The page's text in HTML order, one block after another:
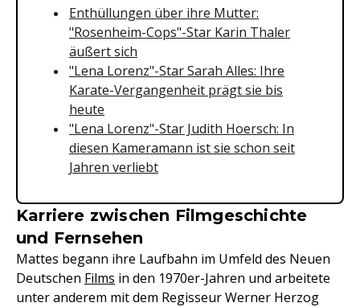
Enthüllungen über ihre Mutter:
"Rosenheim-Cops"-Star Karin Thaler
äußert sich
"Lena Lorenz"-Star Sarah Alles: Ihre
Karate-Vergangenheit prägt sie bis
heute
"Lena Lorenz"-Star Judith Hoersch: In
diesen Kameramann ist sie schon seit
Jahren verliebt
Karriere zwischen Filmgeschichte
und Fernsehen
Mattes begann ihre Laufbahn im Umfeld des Neuen
Deutschen Films in den 1970er-Jahren und arbeitete
unter anderem mit dem Regisseur Werner Herzog